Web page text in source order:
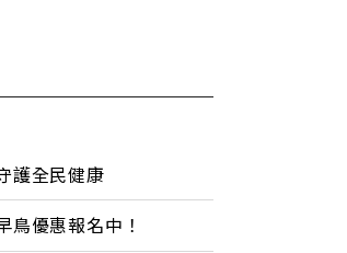
護全民健康
鳥優惠報名中！